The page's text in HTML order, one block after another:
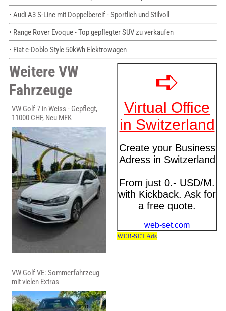
• Audi A3 S-Line mit Doppelbereif - Sportlich und Stilvoll
• Range Rover Evoque - Top gepflegter SUV zu verkaufen
• Fiat e-Doblo Style 50kWh Elektrowagen
Weitere VW
Fahrzeuge
VW Golf 7 in Weiss - Gepflegt,
11000 CHF, Neu MFK
VW Golf VE: Sommerfahrzeug
mit vielen Extras